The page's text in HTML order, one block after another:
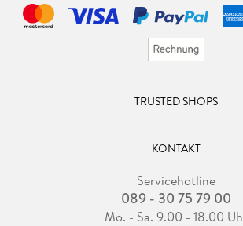
TRUSTED SHOPS
KONTAKT
Servicehotline
089 - 30 75 79 00
Mo. - Sa. 9.00 - 18.00